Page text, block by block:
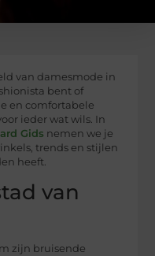
van damesmode in
bent of
en comfortabele
ieder wat wils. In
Gids nemen we je
trends en stijlen
heeft.
van
zijn bruisende